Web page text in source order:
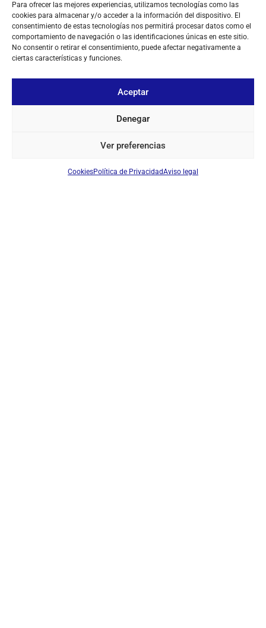
Para ofrecer las mejores experiencias, utilizamos tecnologías como las
cookies para almacenar y/o acceder a la información del dispositivo. El
consentimiento de estas tecnologías nos permitirá procesar datos como el
comportamiento de navegación o las identificaciones únicas en este sitio.
No consentir o retirar el consentimiento, puede afectar negativamente a
ciertas características y funciones.
Aceptar
Denegar
Ver preferencias
CookiesPolítica de PrivacidadAviso legal